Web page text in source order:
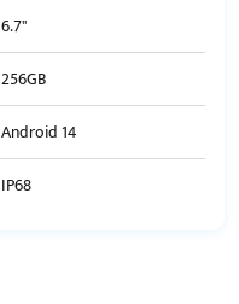
6.7"
256GB
Android 14
IP68